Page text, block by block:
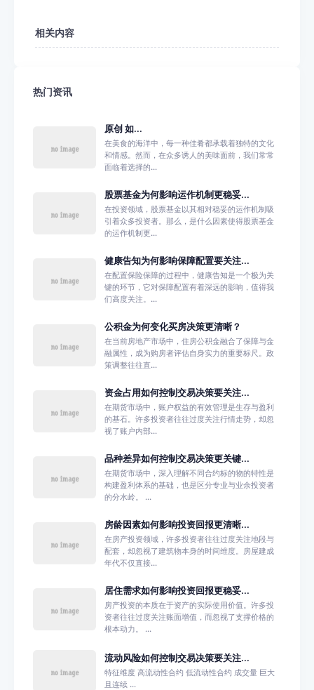
相关内容
热门资讯
原创 如...
在美食的海洋中，每一种佳肴都承载着独特的文化
和情感。然而，在众多诱人的美味面前，我们常常
面临着选择的...
股票基金为何影响运作机制更稳妥...
在投资领域，股票基金以其相对稳妥的运作机制吸
引着众多投资者。那么，是什么因素使得股票基金
的运作机制更...
健康告知为何影响保障配置要关注...
在配置保险保障的过程中，健康告知是一个极为关
键的环节，它对保障配置有着深远的影响，值得我
们高度关注。...
公积金为何变化买房决策更清晰？
在当前房地产市场中，住房公积金融合了保障与金
融属性，成为购房者评估自身实力的重要标尺。政
策调整往往直...
资金占用如何控制交易决策要关注...
在期货市场中，账户权益的有效管理是生存与盈利
的基石。许多投资者往往过度关注行情走势，却忽
视了账户内部...
品种差异如何控制交易决策更关键...
在期货市场中，深入理解不同合约标的物的特性是
构建盈利体系的基础，也是区分专业与业余投资者
的分水岭。 ...
房龄因素如何影响投资回报更清晰...
在房产投资领域，许多投资者往往过度关注地段与
配套，却忽视了建筑物本身的时间维度。房屋建成
年代不仅直接...
居住需求如何影响投资回报更稳妥...
房产投资的本质在于资产的实际使用价值。许多投
资者往往过度关注账面增值，而忽视了支撑价格的
根本动力。 ...
流动风险如何控制交易决策要关注...
特征维度 高流动性合约 低流动性合约 成交量 巨大
且连续 ...